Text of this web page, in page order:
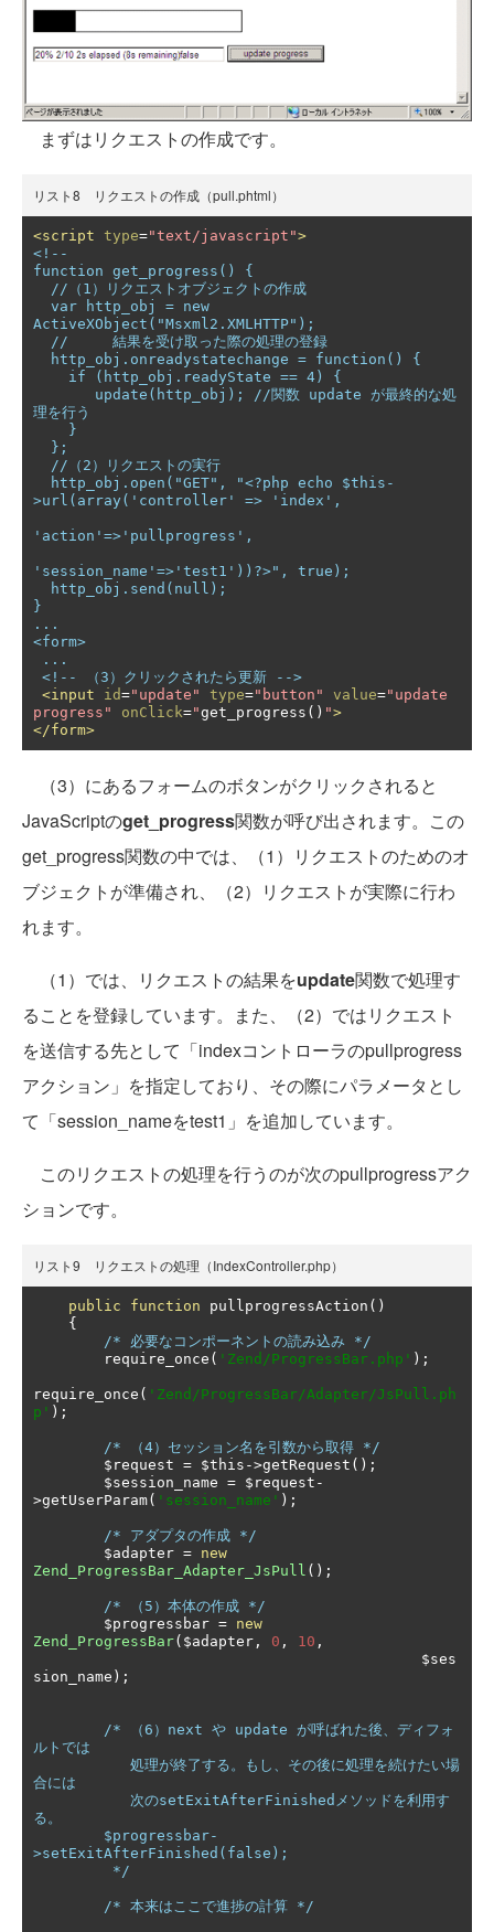
まずはリクエストの作成です。
リスト8 リクエストの作成（pull.phtml）
<script type="text/javascript">
<!--
function get_progress() {
ActiveXObject("Msxml2.XMLHTTP");
理を行う
>url(array('controller' => 'index',
'action'=>'pullprogress',
'session_name'=>'test1'))?>", true);
}
...
<form>
<!-- （3）クリックされたら更新 -->
<input
id="update" type="button" value="update
progress"
onClick="get_progress () ">
</form>
（3）にあるフォームのボタンがクリックされると
JavaScriptのget_progress関数が呼び出されます。この
get_progress関数の中では、（1）リクエストのためのオ
ブジェクトが準備され、（2）リクエストが実際に行わ
れます。
（1）では、リクエストの結果をupdate関数で処理す
ることを登録しています。また、（2）ではリクエスト
を送信する先として「indexコントローラのpullprogress
アクション」を指定しており、その際にパラメータとし
て「session_nameをtest1」を追加しています。
このリクエストの処理を行うのが次のpullprogressアク
ションです。
リスト9 リクエストの処理（IndexController.php）
public function pullprogressAction ()
{
/* 必要なコンポーネントの読み込み */
        require_once
( 'Zend/ProgressBar.php' );
require_once ( 'Zend/ProgressBar/Adapter/JsPull.ph
p' );
/* （4）セッション名を引数から取得 */
	$request
= $this ->getRequest ();
	$session_name
= $request -
>getUserParam( 'session_name' );
/* アダプタの作成 */
        $adapter
= new
Zend_ProgressBar_Adapter_JsPull ();
/* （5）本体の作成 */
        $progressbar
= new
Zend_ProgressBar( $adapter , 0 , 10 ,
sion_name );
/* （6）next や update が呼ばれた後、ディフォ
ルトでは
合には
る。
>setExitAfterFinished(false);
	 */
/* 本来はここで進捗の計算 */